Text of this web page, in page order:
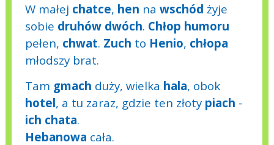
W małej chatce, hen nawschód żyje
sobie druhów dwóch. Chłop humoru
pełen, chwat. Zuch to Henio, chłopa
młodszy brat.
Tam gmach duży, wielka hala, obok
hotel, a tu zaraz, gdzie ten złoty piach -
ich chata.
Hebanowa cała.